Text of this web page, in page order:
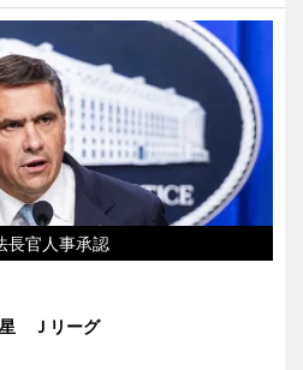
長官人事承認
Ｊリーグ